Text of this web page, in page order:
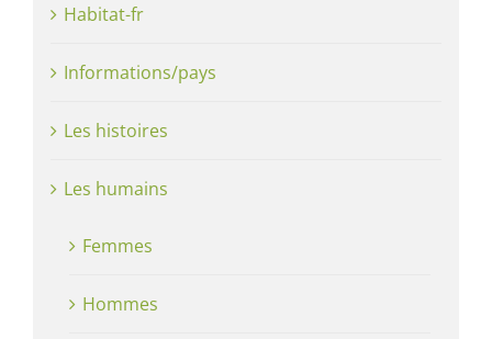
Habitat-fr
Informations/pays
Les histoires
Les humains
Femmes
Hommes